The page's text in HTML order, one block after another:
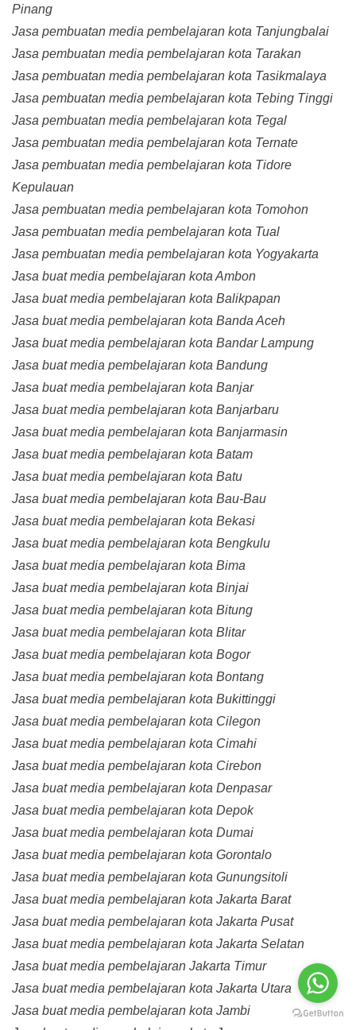
Pinang
Jasa pembuatan media pembelajaran kota Tanjungbalai
Jasa pembuatan media pembelajaran kota Tarakan
Jasa pembuatan media pembelajaran kota Tasikmalaya
Jasa pembuatan media pembelajaran kota Tebing Tinggi
Jasa pembuatan media pembelajaran kota Tegal
Jasa pembuatan media pembelajaran kota Ternate
Jasa pembuatan media pembelajaran kota Tidore
Kepulauan
Jasa pembuatan media pembelajaran kota Tomohon
Jasa pembuatan media pembelajaran kota Tual
Jasa pembuatan media pembelajaran kota Yogyakarta
Jasa buat media pembelajaran kota Ambon
Jasa buat media pembelajaran kota Balikpapan
Jasa buat media pembelajaran kota Banda Aceh
Jasa buat media pembelajaran kota Bandar Lampung
Jasa buat media pembelajaran kota Bandung
Jasa buat media pembelajaran kota Banjar
Jasa buat media pembelajaran kota Banjarbaru
Jasa buat media pembelajaran kota Banjarmasin
Jasa buat media pembelajaran kota Batam
Jasa buat media pembelajaran kota Batu
Jasa buat media pembelajaran kota Bau-Bau
Jasa buat media pembelajaran kota Bekasi
Jasa buat media pembelajaran kota Bengkulu
Jasa buat media pembelajaran kota Bima
Jasa buat media pembelajaran kota Binjai
Jasa buat media pembelajaran kota Bitung
Jasa buat media pembelajaran kota Blitar
Jasa buat media pembelajaran kota Bogor
Jasa buat media pembelajaran kota Bontang
Jasa buat media pembelajaran kota Bukittinggi
Jasa buat media pembelajaran kota Cilegon
Jasa buat media pembelajaran kota Cimahi
Jasa buat media pembelajaran kota Cirebon
Jasa buat media pembelajaran kota Denpasar
Jasa buat media pembelajaran kota Depok
Jasa buat media pembelajaran kota Dumai
Jasa buat media pembelajaran kota Gorontalo
Jasa buat media pembelajaran kota Gunungsitoli
Jasa buat media pembelajaran kota Jakarta Barat
Jasa buat media pembelajaran kota Jakarta Pusat
Jasa buat media pembelajaran kota Jakarta Selatan
Jasa buat media pembelajaran Jakarta Timur
Jasa buat media pembelajaran kota Jakarta Utara
Jasa buat media pembelajaran kota Jambi